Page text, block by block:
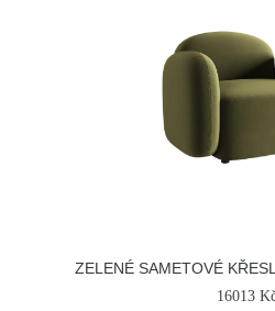
ZELENÉ SAMETOVÉ
16013